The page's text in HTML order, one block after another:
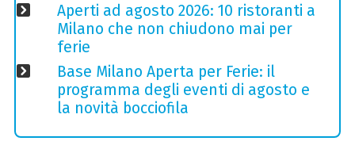
Aperti ad agosto 2026: 10 ristoranti a
Milano che non chiudono mai per
ferie
Base Milano Aperta per Ferie: il
programma degli eventi di agosto e
la novità bocciofila